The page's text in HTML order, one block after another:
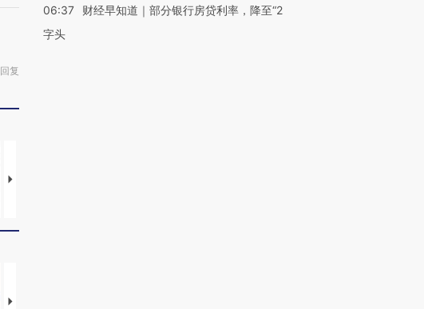
回复
视线｜HYROX的吸金
【推广】走进第四届链博
06:37
财经早知道｜部分银行房贷利率，降至“2
字头